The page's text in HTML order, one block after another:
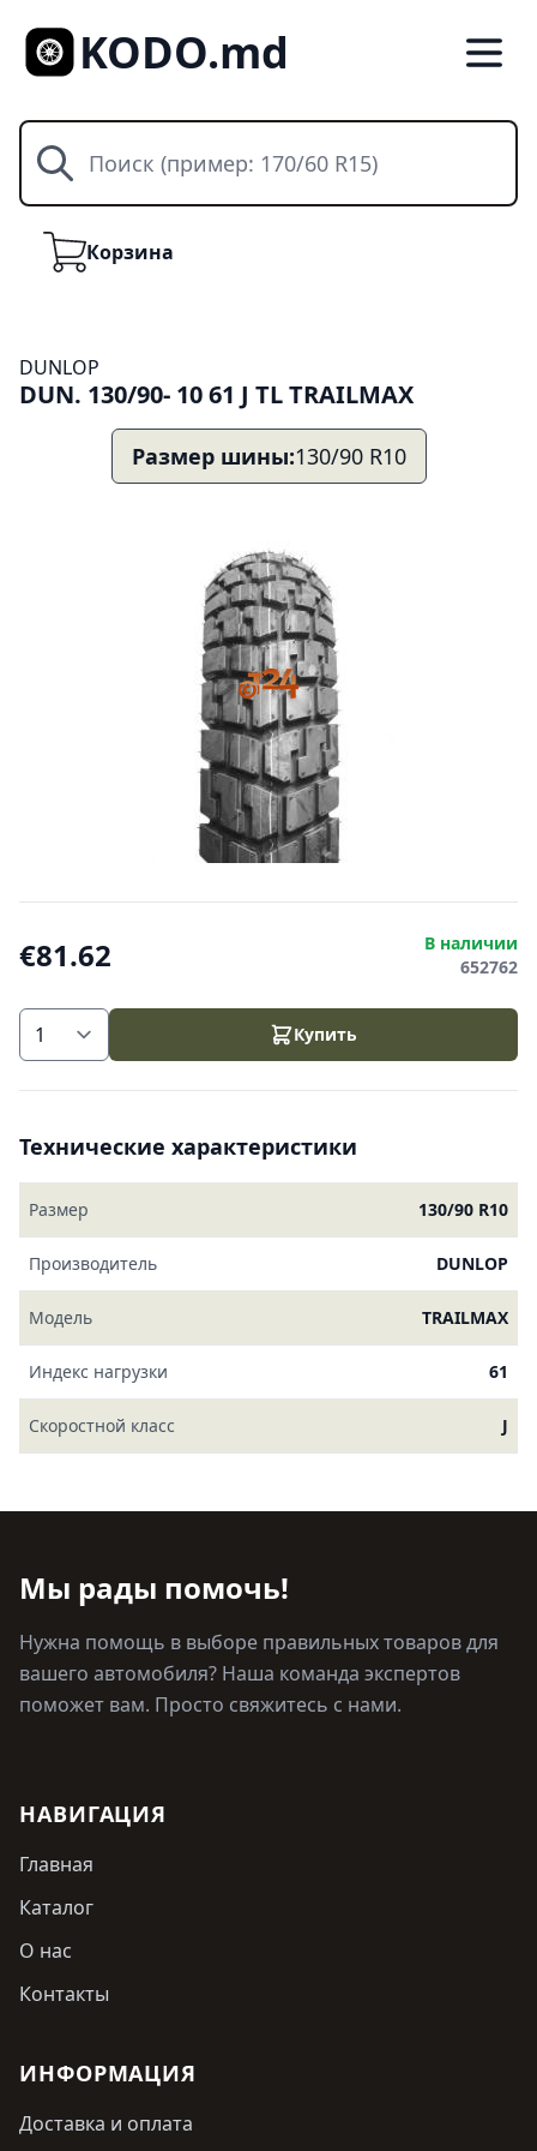
KODO.md
Поиск
КорзинаКорзина
DUNLOP
DUN. 130/90- 10 61 J TL TRAILMAX
Размер шины:130/90 R10
€81.62
В наличии
652762
Купить
Технические характеристики
Размер 130/90 R10
Производитель DUNLOP
Модель TRAILMAX
Индекс нагрузки 61
Скоростной класс J
Мы рады помочь!
Нужна помощь в выборе правильных товаров для
вашего автомобиля? Наша команда экспертов
поможет вам. Просто свяжитесь с нами.
НАВИГАЦИЯ
Главная
Каталог
О нас
Контакты
ИНФОРМАЦИЯ
Доставка и оплата